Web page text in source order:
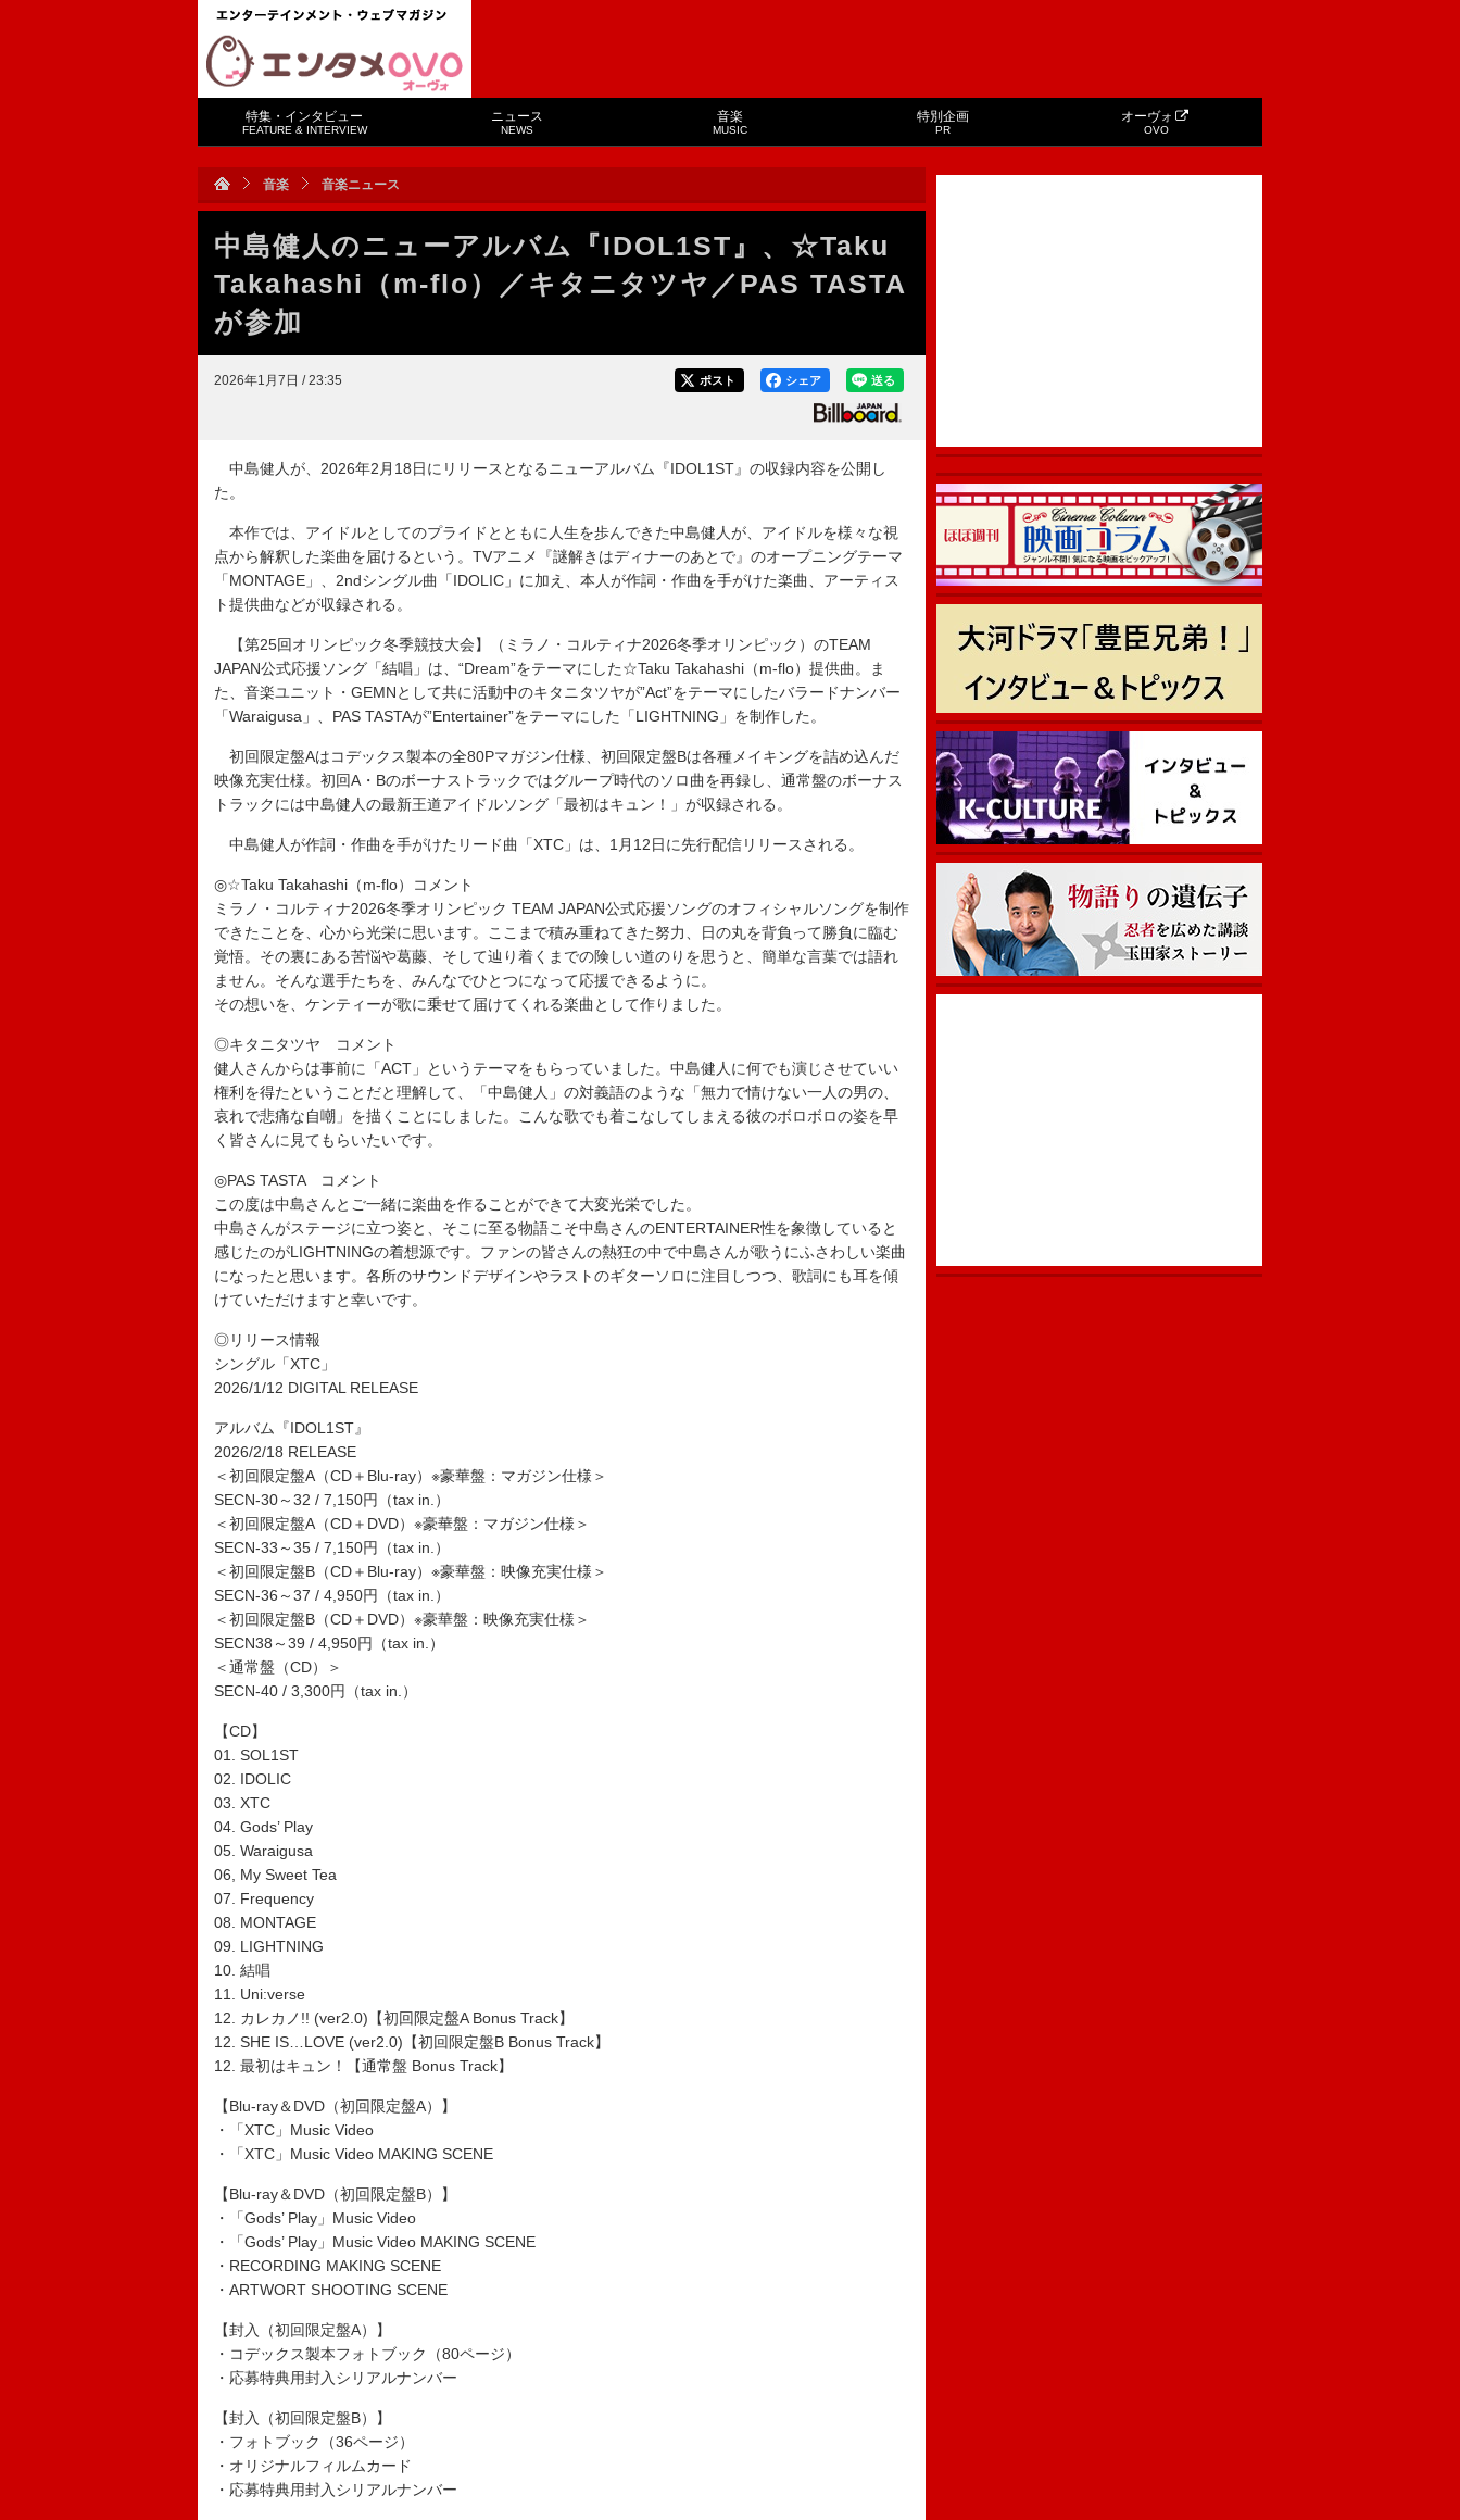
特集・インタビュー
FEATURE & INTERVIEW
ニュース
NEWS
音楽
MUSIC
特別企画
PR
オーヴォ
OVO
音楽 音楽ニュース
中島健人のニューアルバム『IDOL1ST』、☆Taku
Takahashi（m-flo）／キタニタツヤ／PAS TASTA
が参加
2026年1月7日 / 23:35 送る
シェア
ポスト
中島健人が、2026年2月18日にリリースとなるニューアルバム『IDOL1ST』の収録内容を公開し
た。
本作では、アイドルとしてのプライドとともに人生を歩んできた中島健人が、アイドルを様々な視
点から解釈した楽曲を届けるという。TVアニメ『謎解きはディナーのあとで』のオープニングテーマ
「MONTAGE」、2ndシングル曲「IDOLIC」に加え、本人が作詞・作曲を手がけた楽曲、アーティス
ト提供曲などが収録される。
【第25回オリンピック冬季競技大会】（ミラノ・コルティナ2026冬季オリンピック）のTEAM
JAPAN公式応援ソング「結唱」は、“Dream”をテーマにした☆Taku Takahashi（m-flo）提供曲。ま
た、音楽ユニット・GEMNとして共に活動中のキタニタツヤが”Act”をテーマにしたバラードナンバー
「Waraigusa」、PAS TASTAが”Entertainer”をテーマにした「LIGHTNING」を制作した。
初回限定盤Aはコデックス製本の全80Pマガジン仕様、初回限定盤Bは各種メイキングを詰め込んだ
映像充実仕様。初回A・Bのボーナストラックではグループ時代のソロ曲を再録し、通常盤のボーナス
トラックには中島健人の最新王道アイドルソング「最初はキュン！」が収録される。
中島健人が作詞・作曲を手がけたリード曲「XTC」は、1月12日に先行配信リリースされる。
◎☆Taku Takahashi（m-flo）コメント
ミラノ・コルティナ2026冬季オリンピック TEAM JAPAN公式応援ソングのオフィシャルソングを制作
できたことを、心から光栄に思います。ここまで積み重ねてきた努力、日の丸を背負って勝負に臨む
覚悟。その裏にある苦悩や葛藤、そして辿り着くまでの険しい道のりを思うと、簡単な言葉では語れ
ません。そんな選手たちを、みんなでひとつになって応援できるように。
その想いを、ケンティーが歌に乗せて届けてくれる楽曲として作りました。
◎キタニタツヤ コメント
健人さんからは事前に「ACT」というテーマをもらっていました。中島健人に何でも演じさせていい
権利を得たということだと理解して、「中島健人」の対義語のような「無力で情けない一人の男の、
哀れで悲痛な自嘲」を描くことにしました。こんな歌でも着こなしてしまえる彼のボロボロの姿を早
く皆さんに見てもらいたいです。
◎PAS TASTA コメント
この度は中島さんとご一緒に楽曲を作ることができて大変光栄でした。
中島さんがステージに立つ姿と、そこに至る物語こそ中島さんのENTERTAINER性を象徴していると
感じたのがLIGHTNINGの着想源です。ファンの皆さんの熱狂の中で中島さんが歌うにふさわしい楽曲
になったと思います。各所のサウンドデザインやラストのギターソロに注目しつつ、歌詞にも耳を傾
けていただけますと幸いです。
◎リリース情報
シングル「XTC」
2026/1/12 DIGITAL RELEASE
アルバム『IDOL1ST』
2026/2/18 RELEASE
＜初回限定盤A（CD＋Blu-ray）※豪華盤：マガジン仕様＞
SECN-30～32 / 7,150円（tax in.）
＜初回限定盤A（CD＋DVD）※豪華盤：マガジン仕様＞
SECN-33～35 / 7,150円（tax in.）
＜初回限定盤B（CD＋Blu-ray）※豪華盤：映像充実仕様＞
SECN-36～37 / 4,950円（tax in.）
＜初回限定盤B（CD＋DVD）※豪華盤：映像充実仕様＞
SECN38～39 / 4,950円（tax in.）
＜通常盤（CD）＞
SECN-40 / 3,300円（tax in.）
【CD】
01. SOL1ST
02. IDOLIC
03. XTC
04. Gods’ Play
05. Waraigusa
06, My Sweet Tea
07. Frequency
08. MONTAGE
09. LIGHTNING
10. 結唱
11. Uni:verse
12. カレカノ!! (ver2.0)【初回限定盤A Bonus Track】
12. SHE IS…LOVE (ver2.0)【初回限定盤B Bonus Track】
12. 最初はキュン！【通常盤 Bonus Track】
【Blu-ray＆DVD（初回限定盤A）】
・「XTC」Music Video
・「XTC」Music Video MAKING SCENE
【Blu-ray＆DVD（初回限定盤B）】
・「Gods’ Play」Music Video
・「Gods’ Play」Music Video MAKING SCENE
・RECORDING MAKING SCENE
・ARTWORT SHOOTING SCENE
【封入（初回限定盤A）】
・コデックス製本フォトブック（80ページ）
・応募特典用封入シリアルナンバー
【封入（初回限定盤B）】
・フォトブック（36ページ）
・オリジナルフィルムカード
・応募特典用封入シリアルナンバー